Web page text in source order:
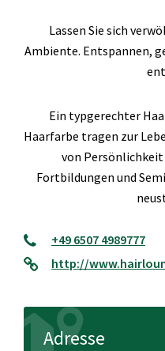
Lassen Sie sich
Ambiente. Entspannen,
Ein typgerechter
Haarfarbe tragen zur
von Persönlichkeit
Fortbildungen und
+49 6507 4989777
http://
Adresse